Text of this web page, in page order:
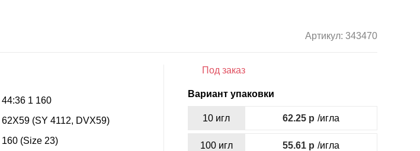
Артикул: 343470
44:36 1 160
62X59 (SY 4112, DVX59)
160 (Size 23)
Под заказ
Вариант упаковки
10 игл 62.25 /игла
100 игл 55.61 /игла